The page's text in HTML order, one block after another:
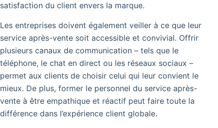
satisfaction du client envers la marque.
Les entreprises doivent également veiller à ce que leur
service après-vente soit accessible et convivial. Offrir
plusieurs canaux de communication – tels que le
téléphone, le chat en direct ou les réseaux sociaux –
permet aux clients de choisir celui qui leur convient le
mieux. De plus, former le personnel du service après-
vente à être empathique et réactif peut faire toute la
différence dans l’expérience client globale.